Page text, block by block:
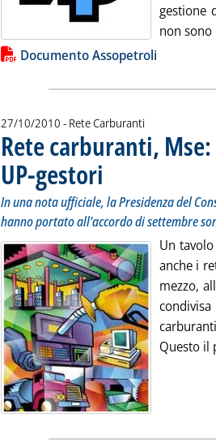
gestione
non
Lista allegati PDF alla
Documento Assopetroli
27/10/2010 - Rete Carburanti
Rete carburanti,
UP-gestori
In una nota ufficiale, la Presidenza del
hanno portato all'accordo di settembre
Un
anche i
mezzo,
Questo il